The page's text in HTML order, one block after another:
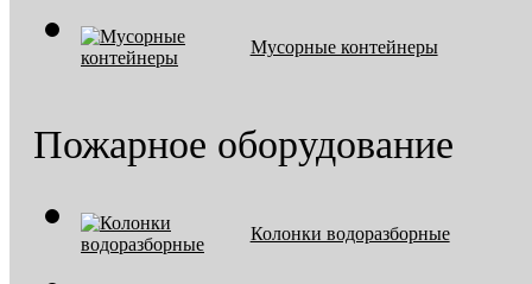
Мусорные контейнеры
Пожарное оборудование
Колонки водоразборные